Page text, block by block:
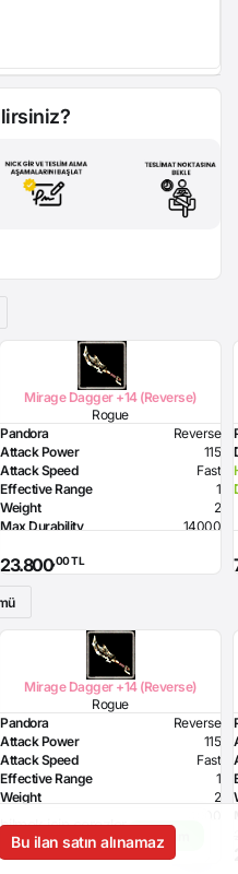
Mirage Dagger +14 (Reverse)
Rogue
Pandora
Reverse
Attack Power
115
Attack Speed
Fast
Effective Range
1
Weight
2
Max Durability
14000
Required Dexterity
23.800,00 TL
Mirage Dagger +14 (Reverse)
Rogue
Pandora
Reverse
Attack Power
115
Attack Speed
Fast
Effective Range
1
Weight
2
Poison Damage
Required Dexterity
21.949,00 TL
için çerezler
Anladım
Bu ilan satın alınamaz